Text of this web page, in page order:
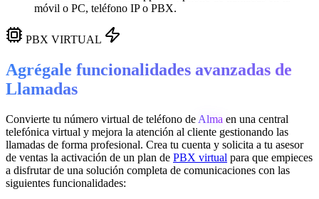
móvil o PC, teléfono IP o PBX.
PBX VIRTUAL
Agrégale funcionalidades avanzadas de
Llamadas
Convierte tu número virtual de teléfono de Alma en una central
telefónica virtual y mejora la atención al cliente gestionando las
llamadas de forma profesional. Crea tu cuenta y solicita a tu asesor
de ventas la activación de un plan de PBX virtual para que empieces
a disfrutar de una solución completa de comunicaciones con las
siguientes funcionalidades: